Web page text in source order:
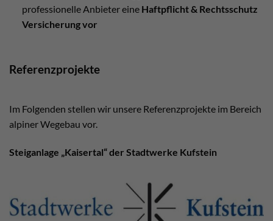
professionelle Anbieter eine Haftpflicht & Rechtsschutz
Versicherung vor
Referenzprojekte
Im Folgenden stellen wir unsere Referenzprojekte im Bereich
alpiner Wegebau vor.
Steiganlage „Kaisertal“ der Stadtwerke Kufstein